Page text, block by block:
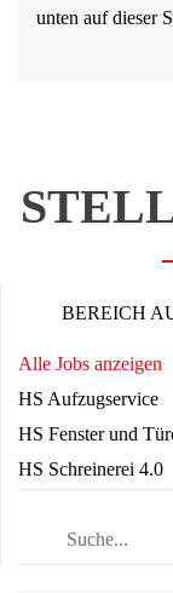
unten auf dieser
BEREICH
Alle Jobs anzeigen
HS Aufzugservice
HS Fenster und
HS Schreinerei 4.0